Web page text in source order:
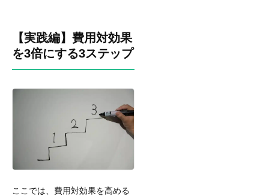
【実践編】費用対効果
を3倍にする3ステップ
ここでは、費用対効果を高める